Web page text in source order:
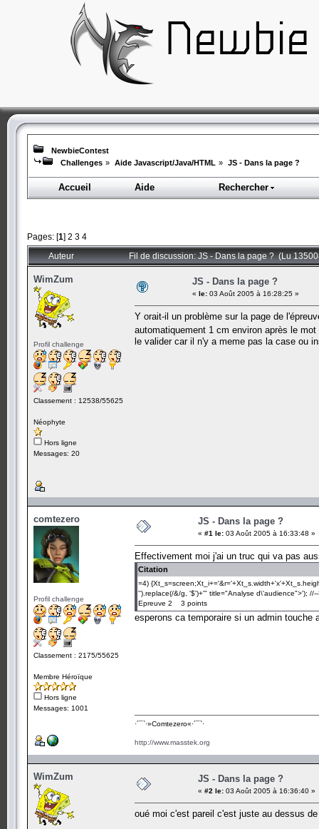
NewbieContest
Challenges » Aide Javascript/Java/HTML » JS - Dans la page ?
Accueil Aide Rechercher
Pages: [1] 2 3 4
Auteur Fil de discussion: JS - Dans la page ? (Lu
WimZum
Profil challenge
Classement : 12538/55625
Néophyte
Hors ligne
Messages: 20
JS - Dans la page ?
« le: 03 Août 2005 à 16:28:25 »
Y orait-il un problème sur la page de
automatiquement 1 cm environ après le
le valider car il n'y a meme pas la case ou
comtezero
Profil challenge
Classement : 2175/55625
Membre Héroïque
Hors ligne
Messages: 1001
JS - Dans la page ?
« #1 le: 03 Août 2005 à 16:33:48 »
Effectivement moi j'ai un truc qui va pas
Citation
=4)
'').replace(/&/g, '$')+'" title="Analyse d\'audience">');
Epreuve 2 3 points
esperons ca temporaire si un admin touche
·´¯`·­»Comtezero«­·´¯`·
http://www.masstek.org
WimZum JS - Dans la page ?
« #2 le: 03 Août 2005 à 16:36:40 »
oué moi c'est pareil c'est juste au dessus